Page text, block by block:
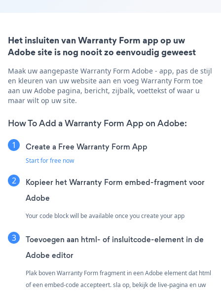
Het insluiten van Warranty Form app op uw
Adobe site is nog nooit zo eenvoudig geweest
Maak uw aangepaste Warranty Form Adobe - app, pas de stijl
en kleuren van uw website aan en voeg Warranty Form toe
aan uw Adobe pagina, bericht, zijbalk, voettekst of waar u
maar wilt op uw site.
How To Add a Warranty Form App on Adobe:
Create a Free Warranty Form App
Start for free now
Kopieer het Warranty Form embed-fragment voor
Adobe
Your code block will be available once you create your app
Toevoegen aan html- of insluitcode-element in de
Adobe editor
Plak boven Warranty Form fragment in een Adobe element dat html
of een embed-code accepteert. sla op, bekijk de live-pagina en uw